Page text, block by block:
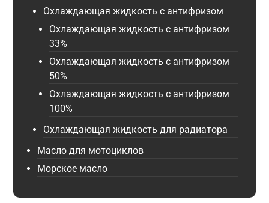
Охлаждающая жидкость с антифризом
Охлаждающая жидкость с антифризом
33%
Охлаждающая жидкость с антифризом
50%
Охлаждающая жидкость с антифризом
100%
Охлаждающая жидкость для радиатора
Масло для мотоциклов
Морское масло